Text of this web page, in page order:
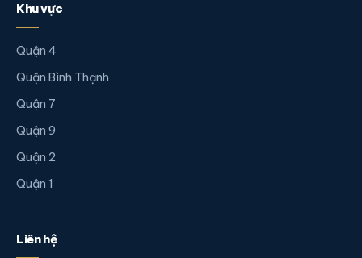
Khu vực
Quận 4
Quận Bình Thạnh
Quận 7
Quận 9
Quận 2
Quận 1
Liên hệ